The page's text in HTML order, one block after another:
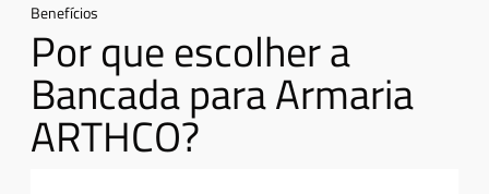
Benefícios
Por que escolher a
Bancada para Armaria
ARTHCO?